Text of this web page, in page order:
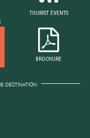
TOURIST EVENTS
BROCHURE
DESTINATION: